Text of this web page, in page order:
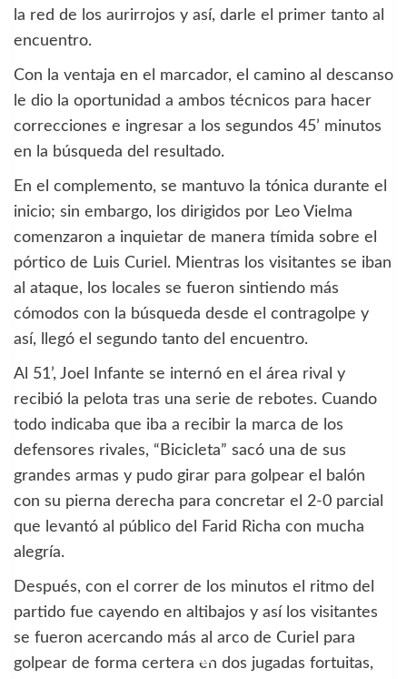
la red de los aurirrojos y así, darle el primer tanto al
encuentro.
Con la ventaja en el marcador, el camino al descanso
le dio la oportunidad a ambos técnicos para hacer
correcciones e ingresar a los segundos 45’ minutos
en la búsqueda del resultado.
En el complemento, se mantuvo la tónica durante el
inicio; sin embargo, los dirigidos por Leo Vielma
comenzaron a inquietar de manera tímida sobre el
pórtico de Luis Curiel. Mientras los visitantes se iban
al ataque, los locales se fueron sintiendo más
cómodos con la búsqueda desde el contragolpe y
así, llegó el segundo tanto del encuentro.
Al 51’, Joel Infante se internó en el área rival y
recibió la pelota tras una serie de rebotes. Cuando
todo indicaba que iba a recibir la marca de los
defensores rivales, “Bicicleta” sacó una de sus
grandes armas y pudo girar para golpear el balón
con su pierna derecha para concretar el 2-0 parcial
que levantó al público del Farid Richa con mucha
alegría.
Después, con el correr de los minutos el ritmo del
partido fue cayendo en altibajos y así los visitantes
se fueron acercando más al arco de Curiel para
golpear de forma certera en dos jugadas fortuitas,